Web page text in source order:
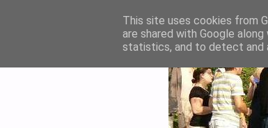
This site uses cookies from
are shared with Google
statistics, and to detect and